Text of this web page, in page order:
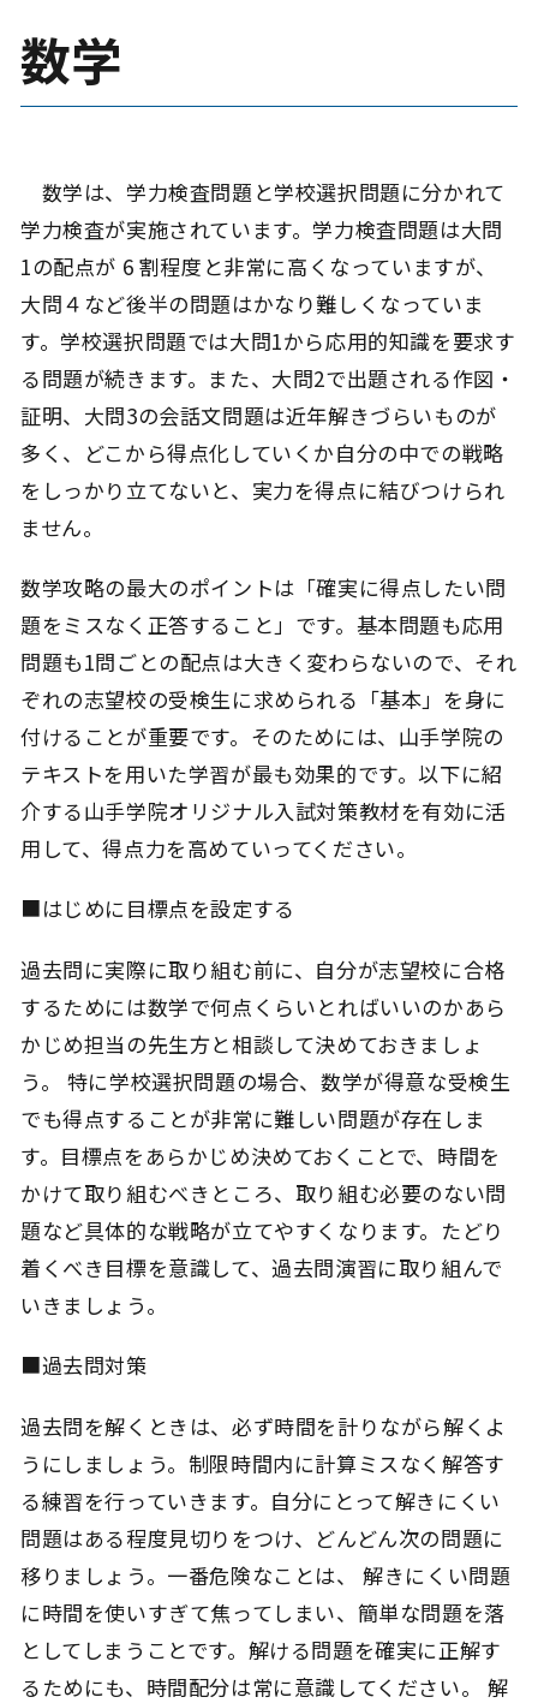
数学
数学は、学力検査問題と学校選択問題に分かれて
学力検査が実施されています。学力検査問題は大問
1の配点が 6 割程度と非常に高くなっていますが、
大問４など後半の問題はかなり難しくなっていま
す。学校選択問題では大問1から応用的知識を要求す
る問題が続きます。また、大問2で出題される作図・
証明、大問3の会話文問題は近年解きづらいものが
多く、どこから得点化していくか自分の中での戦略
をしっかり立てないと、実力を得点に結びつけられ
ません。
数学攻略の最大のポイントは「確実に得点したい問
題をミスなく正答すること」です。基本問題も応用
問題も1問ごとの配点は大きく変わらないので、それ
ぞれの志望校の受検生に求められる「基本」を身に
付けることが重要です。そのためには、山手学院の
テキストを用いた学習が最も効果的です。以下に紹
介する山手学院オリジナル入試対策教材を有効に活
用して、得点力を高めていってください。
■はじめに目標点を設定する
過去問に実際に取り組む前に、自分が志望校に合格
するためには数学で何点くらいとればいいのかあら
かじめ担当の先生方と相談して決めておきましょ
う。 特に学校選択問題の場合、数学が得意な受検生
でも得点することが非常に難しい問題が存在しま
す。目標点をあらかじめ決めておくことで、時間を
かけて取り組むべきところ、取り組む必要のない問
題など具体的な戦略が立てやすくなります。たどり
着くべき目標を意識して、過去問演習に取り組んで
いきましょう。
■過去問対策
過去問を解くときは、必ず時間を計りながら解くよ
うにしましょう。制限時間内に計算ミスなく解答す
る練習を行っていきます。自分にとって解きにくい
問題はある程度見切りをつけ、どんどん次の問題に
移りましょう。一番危険なことは、 解きにくい問題
に時間を使いすぎて焦ってしまい、簡単な問題を落
としてしまうことです。解ける問題を確実に正解す
るためにも、時間配分は常に意識してください。 解